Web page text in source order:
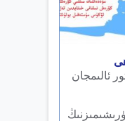
ئالىمجان